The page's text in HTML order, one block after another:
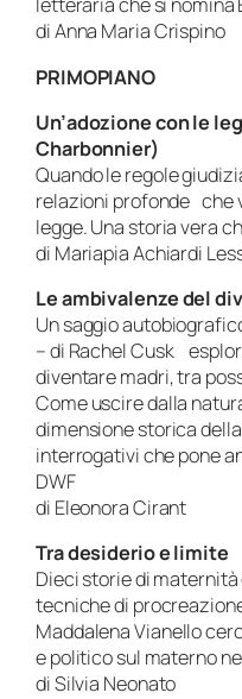
letteraria che si nomina
di Anna Maria
PRIMOPIANO
Un’adozione con le
Charbonnier)
Quando le regole
relazioni profonde che
legge. Una storia vera
di Mariapia
Le ambivalenze del
Un saggio
– di Rachel Cusk
diventare madri, tra
Come uscire dalla
dimensione storica
interrogativi che pone
DWF
di Eleonora
Tra desiderio e limite
Dieci storie di
tecniche di
Maddalena Vianello
e politico sul materno
di Silvia